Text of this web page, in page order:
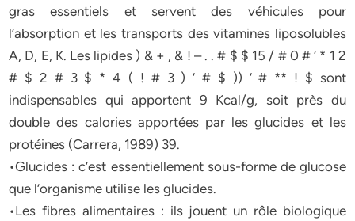
gras essentiels et servent des véhicules pour
l’absorption et les transports des vitamines liposolubles
A, D, E, K. Les lipides ) & + , & ! – . . # $ $ 15 / # 0 # ‘ * 1 2
# $ 2 # 3 $ * 4 ( ! # 3 ) ‘ # $ )) ‘ # ** ! $ sont
indispensables qui apportent 9 Kcal/g, soit près du
double des calories apportées par les glucides et les
protéines (Carrera, 1989) 39.
•Glucides : c’est essentiellement sous-forme de glucose
que l’organisme utilise les glucides.
•Les fibres alimentaires : ils jouent un rôle biologique